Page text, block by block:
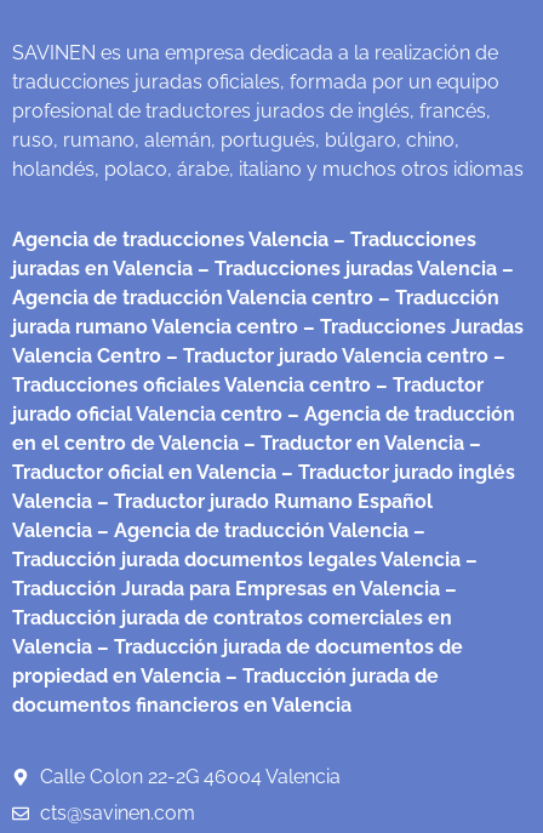
SAVINEN es una empresa dedicada a la realización de
traducciones juradas oficiales, formada por un equipo
profesional de traductores jurados de inglés, francés,
ruso, rumano, alemán, portugués, búlgaro, chino,
holandés, polaco, árabe, italiano y muchos otros idiomas
Agencia de traducciones Valencia – Traducciones
juradas en Valencia – Traducciones juradas Valencia –
Agencia de traducción Valencia centro – Traducción
jurada rumano Valencia centro – Traducciones Juradas
Valencia Centro – Traductor jurado Valencia centro –
Traducciones oficiales Valencia centro – Traductor
jurado oficial Valencia centro – Agencia de traducción
en el centro de Valencia – Traductor en Valencia –
Traductor oficial en Valencia – Traductor jurado inglés
Valencia – Traductor jurado Rumano Español
Valencia – Agencia de traducción Valencia –
Traducción jurada documentos legales Valencia –
Traducción Jurada para Empresas en Valencia –
Traducción jurada de contratos comerciales en
Valencia – Traducción jurada de documentos de
propiedad en Valencia – Traducción jurada de
documentos financieros en Valencia
Calle Colon 22-2G 46004 Valencia
cts@savinen.com